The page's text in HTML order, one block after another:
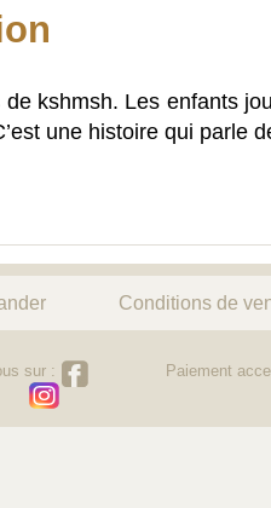
de kshmsh. Les enfants
une histoire qui parle
Conditions de
sur : Paiement